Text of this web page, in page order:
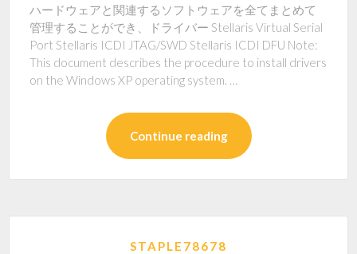
ハードウェアと関連するソフトウェアを全てまとめて
管理することができ、ドライバー Stellaris Virtual Serial
Port Stellaris ICDI JTAG/SWD Stellaris ICDI DFU Note:
This document describes the procedure to install drivers
on the Windows XP operating system. …
Continue reading
STAPLE78678